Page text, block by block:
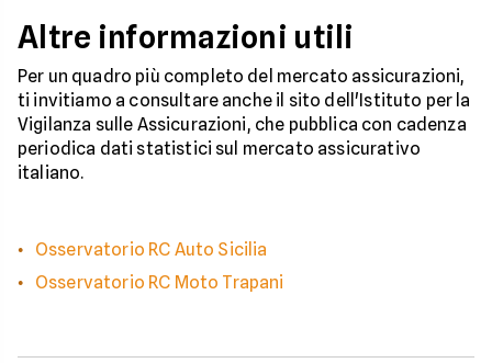
Altre informazioni utili
Per un quadro più completo del mercato assicurazioni,
ti invitiamo a consultare anche il sito dell'Istituto per la
Vigilanza sulle Assicurazioni, che pubblica con cadenza
periodica dati statistici sul mercato assicurativo
italiano.
Osservatorio RC Auto Sicilia
Osservatorio RC Moto Trapani